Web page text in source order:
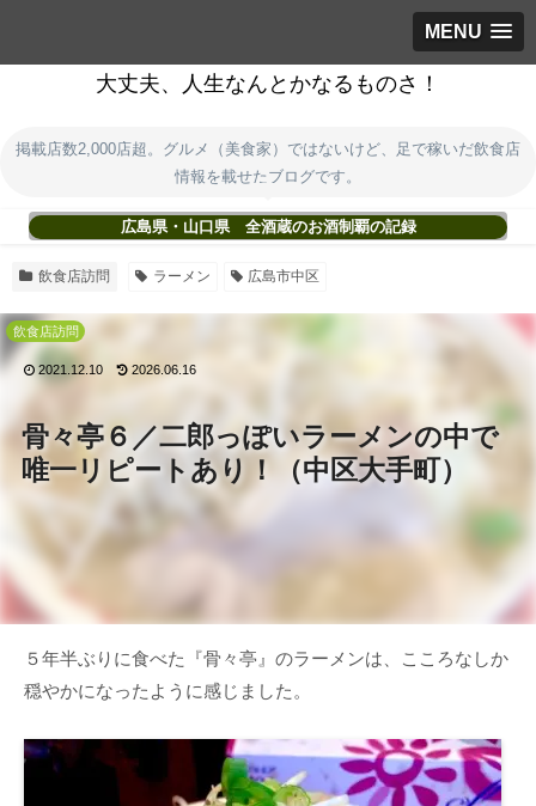
MENU
大丈夫、人生なんとかなるものさ！
掲載店数2,000店超。グルメ（美食家）ではないけど、足で稼いだ飲食店
情報を載せたブログです。
広島県・山口県 全酒蔵のお酒制覇の記録
飲食店訪問 ラーメン 広島市中区
骨々亭６／二郎っぽいラーメンの中で
唯一リピートあり！（中区大手町）
飲食店訪問
2021.12.10 2026.06.16
５年半ぶりに食べた『骨々亭』のラーメンは、こころなしか
穏やかになったように感じました。